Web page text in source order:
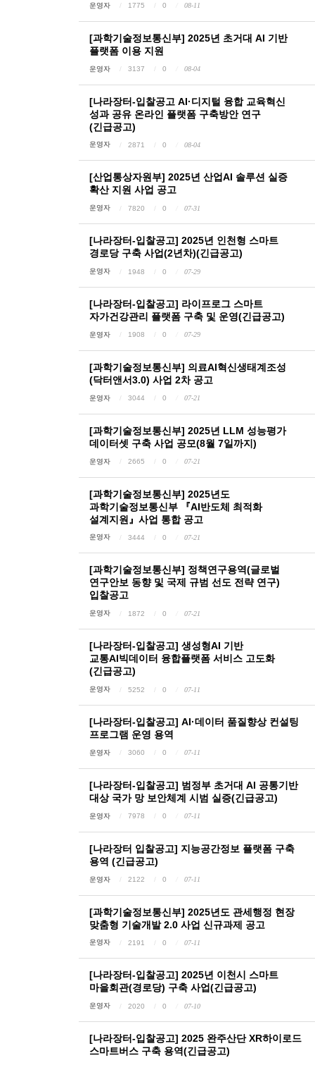
운영자 1775 0 08-11
[과학기술정보통신부] 2025년 초거대 AI 기반
플랫폼 이용 지원
운영자 3137 0 08-04
[나라장터-입찰공고 AI·디지털 융합 교육혁신
성과 공유 온라인 플랫폼 구축방안 연구
(긴급공고)
운영자 2871 0 08-04
[산업통상자원부] 2025년 산업AI 솔루션 실증
확산 지원 사업 공고
운영자 7820 0 07-31
[나라장터-입찰공고] 2025년 인천형 스마트
경로당 구축 사업(2년차)(긴급공고)
운영자 1948 0 07-29
[나라장터-입찰공고] 라이프로그 스마트
자가건강관리 플랫폼 구축 및 운영(긴급공고)
운영자 1908 0 07-29
[과학기술정보통신부] 의료AI혁신생태계조성
(닥터앤서3.0) 사업 2차 공고
운영자 3044 0 07-21
[과학기술정보통신부] 2025년 LLM 성능평가
데이터셋 구축 사업 공모(8월 7일까지)
운영자 2665 0 07-21
[과학기술정보통신부] 2025년도
과학기술정보통신부 『AI반도체 최적화
설계지원』사업 통합 공고
운영자 3444 0 07-21
[과학기술정보통신부] 정책연구용역(글로벌
연구안보 동향 및 국제 규범 선도 전략 연구)
입찰공고
운영자 1872 0 07-21
[나라장터-입찰공고] 생성형AI 기반
교통AI빅데이터 융합플랫폼 서비스 고도화
(긴급공고)
운영자 5252 0 07-11
[나라장터-입찰공고] AI·데이터 품질향상 컨설팅
프로그램 운영 용역
운영자 3060 0 07-11
[나라장터-입찰공고] 범정부 초거대 AI 공통기반
대상 국가 망 보안체계 시범 실증(긴급공고)
운영자 7978 0 07-11
[나라장터 입찰공고] 지능공간정보 플랫폼 구축
용역 (긴급공고)
운영자 2122 0 07-11
[과학기술정보통신부] 2025년도 관세행정 현장
맞춤형 기술개발 2.0 사업 신규과제 공고
운영자 2191 0 07-11
[나라장터-입찰공고] 2025년 이천시 스마트
마을회관(경로당) 구축 사업(긴급공고)
운영자 2020 0 07-10
[나라장터-입찰공고] 2025 완주산단 XR하이로드
스마트버스 구축 용역(긴급공고)